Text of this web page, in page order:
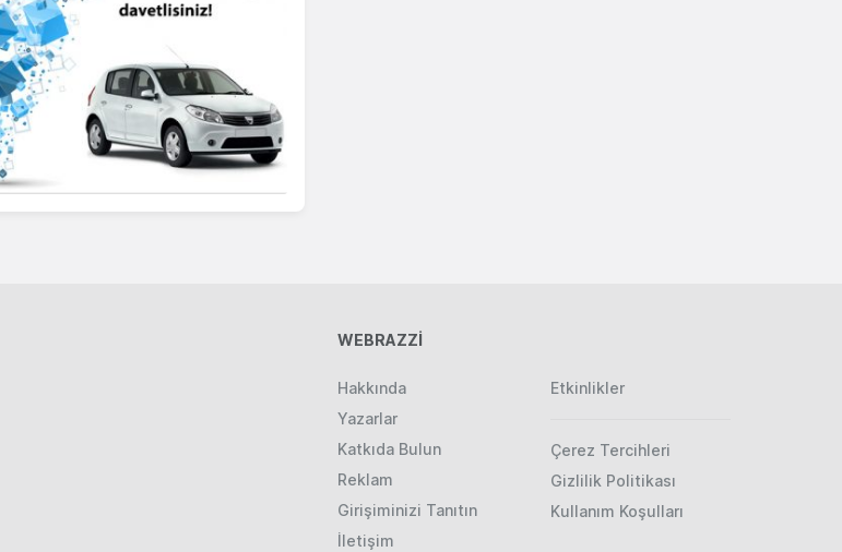
WEBRAZZİ
Hakkında
Yazarlar
Katkıda Bulun
Reklam
Girişiminizi Tanıtın
İletişim
Etkinlikler
Çerez Tercihleri
Gizlilik Politikası
Kullanım Koşulları